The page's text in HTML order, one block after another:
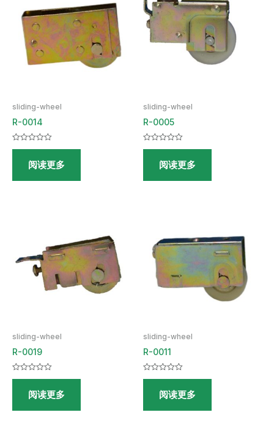
sliding-wheel
R-0014
评
&sol;阅读更多
sliding-wheel
R-0005
评
&sol;阅读更多
sliding-wheel
R-0019
评
&sol;阅读更多
sliding-wheel
R-0011
评
&sol;阅读更多